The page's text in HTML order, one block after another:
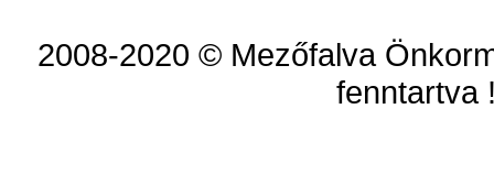
2008-2020 © Mezőfalva
fenntartva